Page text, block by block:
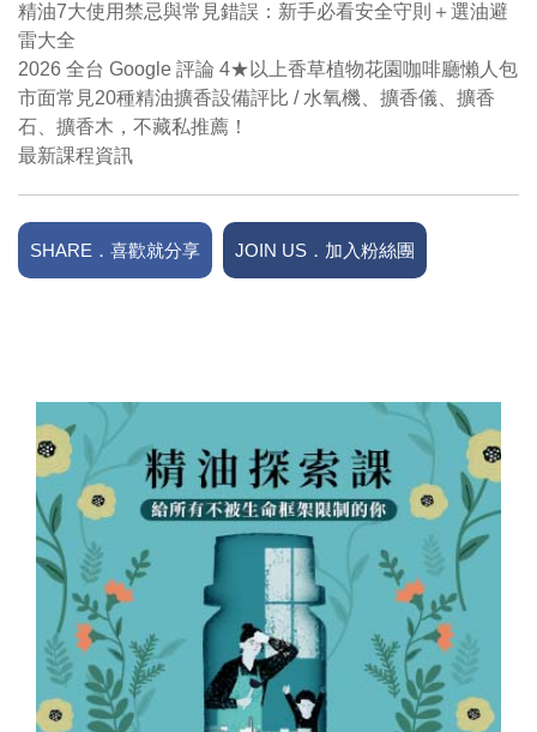
精油7大使用禁忌與常見錯誤：新手必看安全守則＋選油避
雷大全
2026 全台 Google 評論 4★以上香草植物花園咖啡廳懶人包
市面常見20種精油擴香設備評比 / 水氧機、擴香儀、擴香
石、擴香木，不藏私推薦！
最新課程資訊
SHARE．喜歡就分享 JOIN US．加入粉絲團